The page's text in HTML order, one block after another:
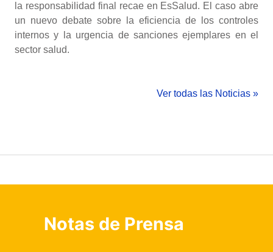
la responsabilidad final recae en EsSalud. El caso abre
un nuevo debate sobre la eficiencia de los controles
internos y la urgencia de sanciones ejemplares en el
sector salud.
Ver todas las Noticias »
Notas de Prensa